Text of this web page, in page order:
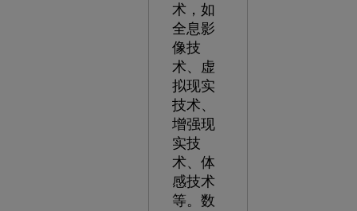
术，如
全息影
像技
术、虚
拟现实
技术、
增强现
实技
术、体
感技术
等。数